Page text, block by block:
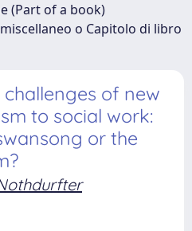
(Part of a book)
o Capitolo di libro
of new
to social work:
or the